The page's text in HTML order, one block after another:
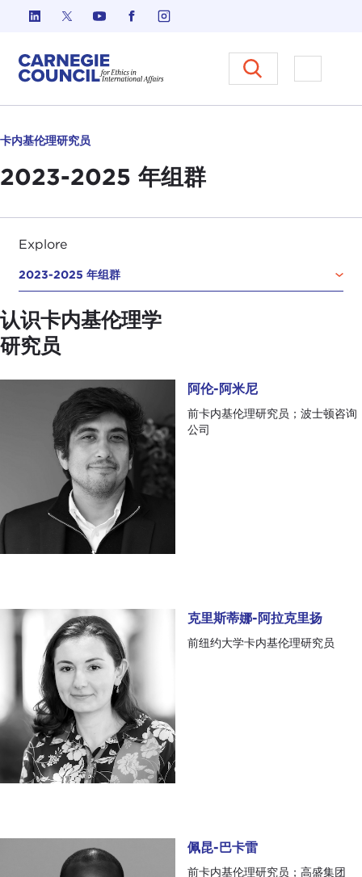
跳至内容
Carnegie Council 国际事务中的
打开菜单
卡内基伦理研究员
2023-2025 年组群
Explore
2023-2025 年组群
认识卡内基伦理学
研究员
阿伦-阿米尼
前卡内基伦理研究员；波士顿咨询
公司
克里斯蒂娜-阿拉克里扬 克里斯蒂娜-阿拉克里扬
前纽约大学卡内基伦理研究员
佩昆-巴卡雷
前卡内基伦理研究员；高盛集团